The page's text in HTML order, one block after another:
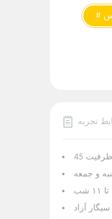
تجربه
ظرفیت
و جمعه
سیگار آزاد